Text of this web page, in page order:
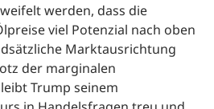
werden, dass die
viel Potenzial nach oben
Marktausrichtung
der marginalen
Trump seinem